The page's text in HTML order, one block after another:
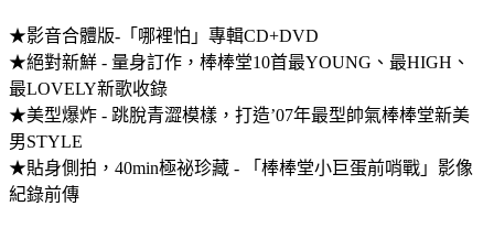
★影音合體版-「哪裡怕」專輯CD+DVD
★絕對新鮮 - 量身訂作，棒棒堂10首最YOUNG、最HIGH、
最LOVELY新歌收錄
★美型爆炸 - 跳脫青澀模樣，打造’07年最型帥氣棒棒堂新美
男STYLE
★貼身側拍，40min極祕珍藏 - 「棒棒堂小巨蛋前哨戰」影像
紀錄前傳